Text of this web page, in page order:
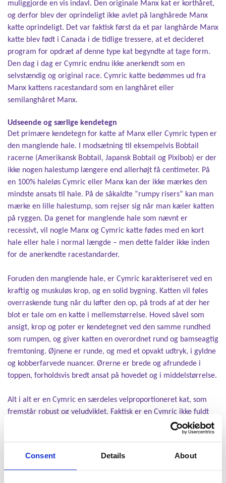
Consent Details About
muliggjorde en vis indavl. Den originale Manx kat er korthåret,
og derfor blev der oprindeligt ikke avlet på langhårede Manx
katte oprindeligt. Det var faktisk først da et par langhårde Manx
katte blev født i Canada i de tidlige tressere, at et decideret
program for opdræt af denne type kat begyndte at tage form.
Den dag i dag er Cymric endnu ikke anerkendt som en
selvstændig og original race. Cymric katte bedømmes ud fra
Manx kattens racestandard som en langhåret eller
semilanghåret Manx.
Udseende og særlige kendetegn
Det primære kendetegn for katte af Manx eller Cymric typen er
den manglende hale. I modsætning til eksempelvis Bobtail
racerne (Amerikansk Bobtail, Japansk Bobtail og Pixibob) er der
ikke nogen halestump længere end allerhøjt få centimeter. På
en 100% haleløs Cymric eller Manx kan der ikke mærkes den
mindste ansats til hale. På de såkaldte ”rumpy risers” kan man
mærke en lille halestump, som rejser sig når man kæler katten
på ryggen. Da genet for manglende hale som nævnt er
recessivt, vil nogle Manx og Cymric katte fødes med en kort
hale eller hale i normal længde – men dette falder ikke inden
for de anerkendte racestandarder.
Foruden den manglende hale, er Cymric karakteriseret ved en
kraftig og muskuløs krop, og en solid bygning. Katten vil føles
overraskende tung når du løfter den op, på trods af at der her
blot er tale om en katte i mellemstørrelse. Hoved såvel som
ansigt, krop og poter er kendetegnet ved den samme rundhed
som rumpen, og giver katten en overordnet rund og bamseagtig
fremtoning. Øjnene er runde, og med et opvakt udtryk, i gyldne
og kobberfarvede nuancer. Ørerne er brede og afrundede i
toppen, forholdsvis bredt ansat på hovedet og i middelstørrelse.
Alt i alt er en Cymric en særdeles velproportioneret kat, som
fremstår robust og veludviklet. Faktisk er en Cymric ikke fuldt
udvokset før den er over to år gammel, hvilket ikke er helt
sædvanligt for katte i denne størrelsesklasse. Den lange,
Manx, er af middel længde, tæt og godt polstret over kroppen,
og med længere, mere ulden pels omkring ben, mave og